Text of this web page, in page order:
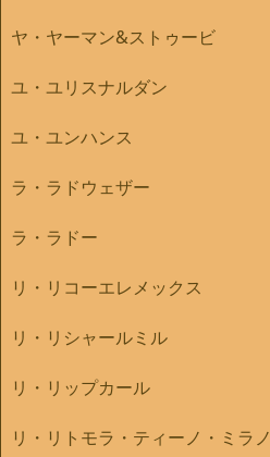
ヤ・ヤーマン&ストゥービ
ユ・ユリスナルダン
ユ・ユンハンス
ラ・ラドウェザー
ラ・ラドー
リ・リコーエレメックス
リ・リシャールミル
リ・リップカール
リ・リトモラ・ティーノ・ミラノ